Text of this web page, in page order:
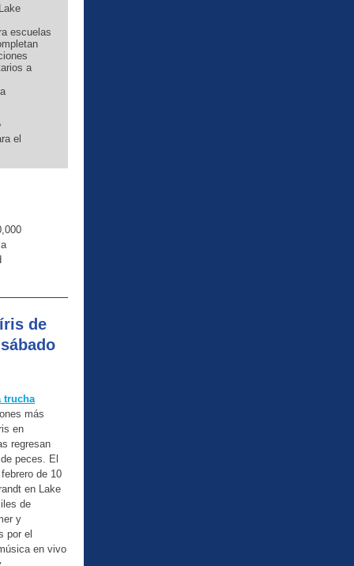
escuelas
a
el
de
trucha
más
en
regresan
peces. El
de 10
en Lake
de
y
por el
en vivo